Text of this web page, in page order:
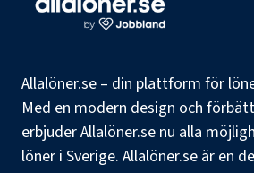
Allalöner.se – din plattform för
Med en modern design och
erbjuder Allalöner.se nu alla
löner i Sverige. Allalöner.se är en